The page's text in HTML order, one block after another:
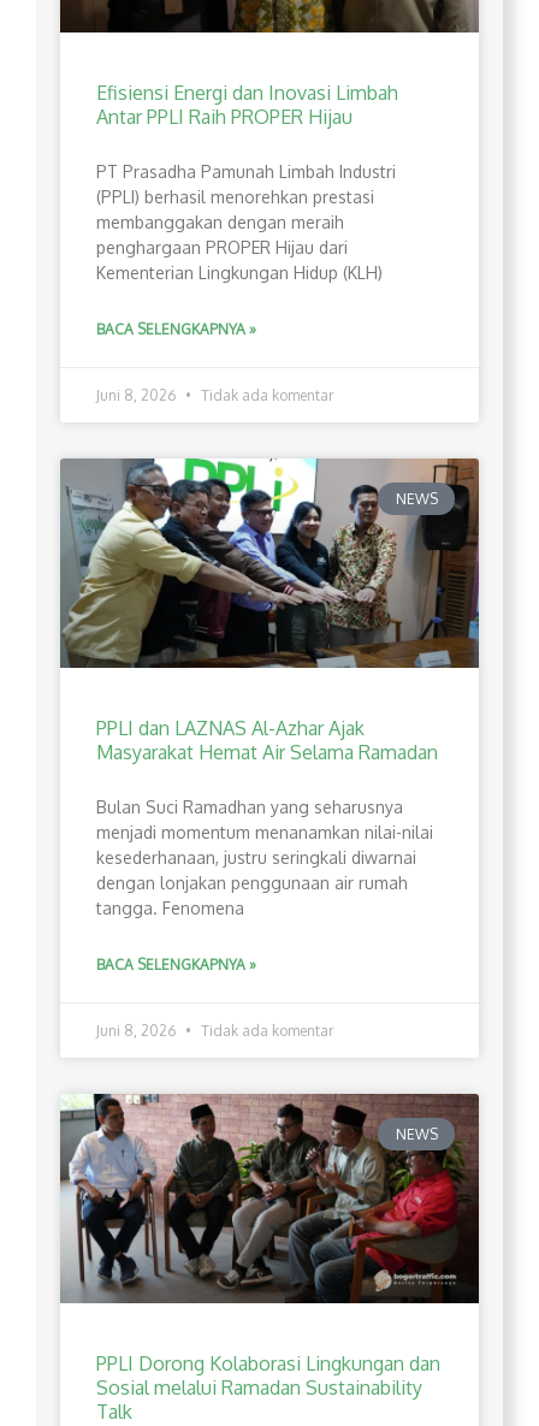
Efisiensi Energi dan Inovasi Limbah
Antar PPLI Raih PROPER Hijau
PT Prasadha Pamunah Limbah Industri
(PPLI) berhasil menorehkan prestasi
membanggakan dengan meraih
penghargaan PROPER Hijau dari
Kementerian Lingkungan Hidup (KLH)
BACA SELENGKAPNYA »
Juni 8, 2026 Tidak ada komentar
NEWS
PPLI dan LAZNAS Al-Azhar Ajak
Masyarakat Hemat Air Selama Ramadan
Bulan Suci Ramadhan yang seharusnya
menjadi momentum menanamkan nilai-nilai
kesederhanaan, justru seringkali diwarnai
dengan lonjakan penggunaan air rumah
tangga. Fenomena
BACA SELENGKAPNYA »
Juni 8, 2026 Tidak ada komentar
NEWS
PPLI Dorong Kolaborasi Lingkungan dan
Sosial melalui Ramadan Sustainability
Talk